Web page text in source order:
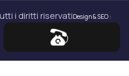
i diritti riservatiDesign & SEO :